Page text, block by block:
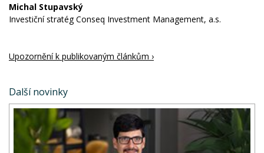
Michal Stupavský
Investiční stratég Conseq Investment Management, a.s.
Upozornění k publikovaným článkům ›
Další novinky